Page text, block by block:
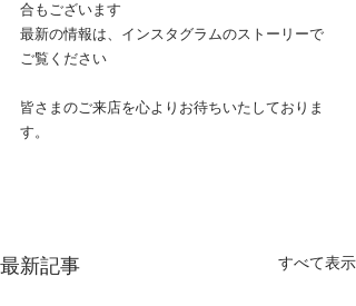
合もございます
最新の情報は、インスタグラムのストーリーで
ご覧ください
皆さまのご来店を心よりお待ちいたしておりま
す。
最新記事 すべて表示